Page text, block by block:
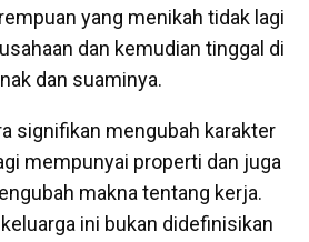
yang menikah tidak lagi
dan kemudian tinggal di
dan suaminya.
signifikan mengubah karakter
mempunyai properti dan juga
makna tentang kerja.
ini bukan didefinisikan